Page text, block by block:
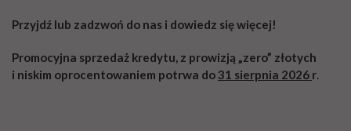
Przyjdź lub zadzwoń do nas i dowiedz się więcej!
Promocyjna sprzedaż kredytu, z prowizją „zero” złotych
i niskim oprocentowaniem potrwa do31 sierpnia 2026 r.